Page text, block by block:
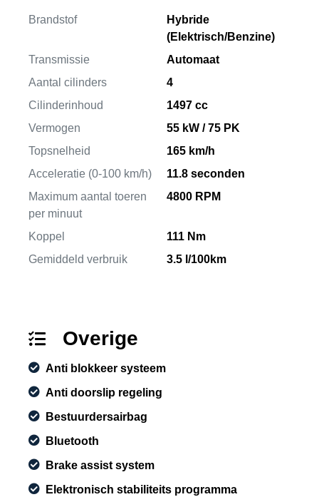
Brandstof
Hybride
(Elektrisch/Benzine)
Transmissie
Automaat
Aantal cilinders
4
Cilinderinhoud
1497 cc
Vermogen
55 kW / 75 PK
Topsnelheid
165 km/h
Acceleratie (0-100 km/h)
11.8 seconden
Maximum aantal toeren
per minuut
4800 RPM
Koppel
111 Nm
Gemiddeld verbruik
3.5 l/100km
Overige
Anti blokkeer systeem
Anti doorslip regeling
Bestuurdersairbag
Bluetooth
Brake assist system
Elektronisch stabiliteits programma